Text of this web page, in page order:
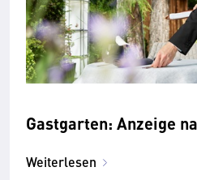
Gastgarten: Anzeige
Weiterlesen